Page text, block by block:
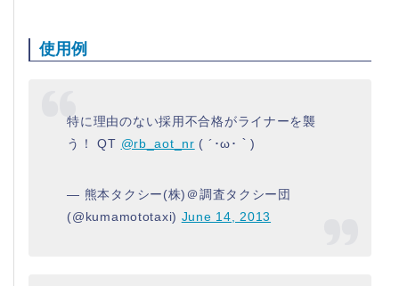
使用例
特に理由のない採用不合格がライナーを襲
@rb_aot_nr ( ´･ω･｀)
— 熊本タクシー(株)＠調査タクシー団
(@kumamototaxi) June 14, 2013